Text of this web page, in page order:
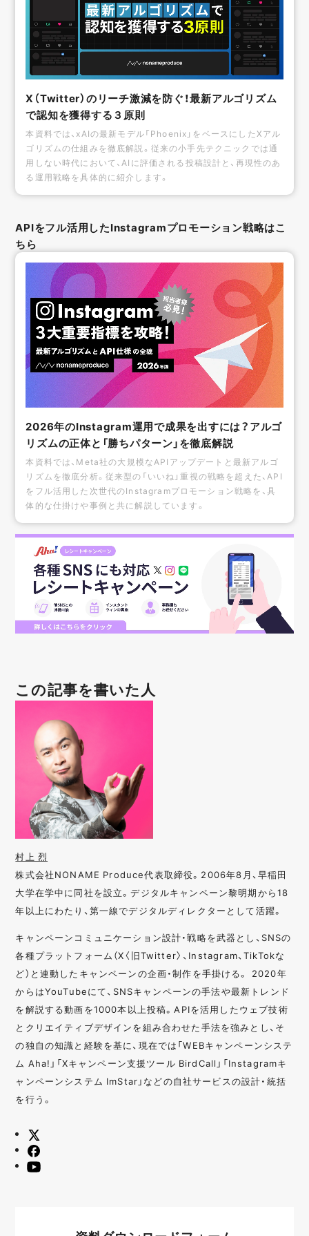
X（Twitter）のリーチ激減を防ぐ！最新アルゴリズム
で認知を獲得する３原則
本資料では、xAIの最新モデル「Phoenix」をベースにしたXアル
ゴリズムの仕組みを徹底解説。従来の小手先テクニックでは通
用しない時代において、AIに評価される投稿設計と、再現性のあ
る運用戦略を具体的に紹介します。
APIをフル活用したInstagramプロモーション戦略はこ
ちら
2026年のInstagram運用で成果を出すには？アルゴ
リズムの正体と「勝ちパターン」を徹底解説
本資料では、Meta社の大規模なAPIアップデートと最新アルゴ
リズムを徹底分析。従来型の「いいね」重視の戦略を超えた、API
をフル活用した次世代のInstagramプロモーション戦略を、具
体的な仕掛けや事例と共に解説しています。
この記事を書いた人
村上 烈
株式会社NONAME Produce代表取締役。2006年8月、早稲田
大学在学中に同社を設立。デジタルキャンペーン黎明期から18
年以上にわたり、第一線でデジタルディレクターとして活躍。
キャンペーンコミュニケーション設計・戦略を武器とし、SNSの
各種プラットフォーム（X〈旧Twitter〉、Instagram、TikTokな
ど）と連動したキャンペーンの企画・制作を手掛ける。 2020年
からはYouTubeにて、SNSキャンペーンの手法や最新トレンド
を解説する動画を1000本以上投稿。APIを活用したウェブ技術
とクリエイティブデザインを組み合わせた手法を強みとし、そ
の独自の知識と経験を基に、現在では「WEBキャンペーンシステ
ム Aha!」「Xキャンペーン支援ツール BirdCall」「Instagramキ
ャンペーンシステム ImStar」などの自社サービスの設計・統括
を行う。